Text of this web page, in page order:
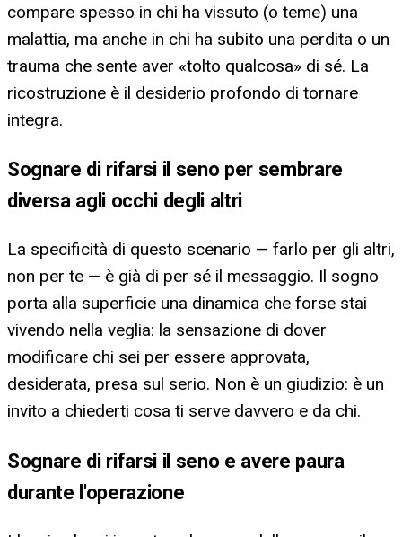
compare spesso in chi ha vissuto (o teme) una
malattia, ma anche in chi ha subito una perdita o un
trauma che sente aver «tolto qualcosa» di sé. La
ricostruzione è il desiderio profondo di tornare
integra.
Sognare di rifarsi il seno per sembrare
diversa agli occhi degli altri
La specificità di questo scenario — farlo per gli altri,
non per te — è già di per sé il messaggio. Il sogno
porta alla superficie una dinamica che forse stai
vivendo nella veglia: la sensazione di dover
modificare chi sei per essere approvata,
desiderata, presa sul serio. Non è un giudizio: è un
invito a chiederti cosa ti serve davvero e da chi.
Sognare di rifarsi il seno e avere paura
durante l'operazione